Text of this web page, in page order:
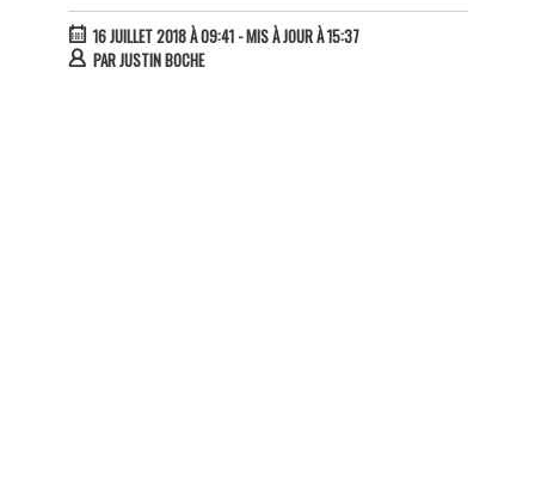
16 JUILLET 2018 À 09:41- MIS À JOUR À 15:37
PARJUSTIN BOCHE